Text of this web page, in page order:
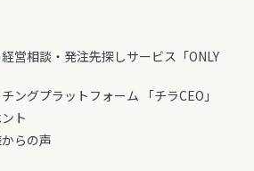
営相談・発注先探しサービス「ONLY
ングプラットフォーム 「チラCEO」
ト
らの声